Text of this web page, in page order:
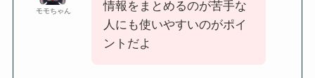
モモちゃん
情報をまとめるのが苦手な
人にも使いやすいのがポイ
ントだよ